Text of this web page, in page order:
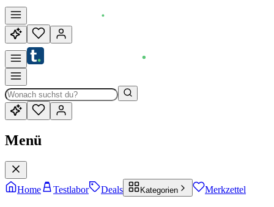
Menü
Home Testlabor Deals Kategorien Merkzettel